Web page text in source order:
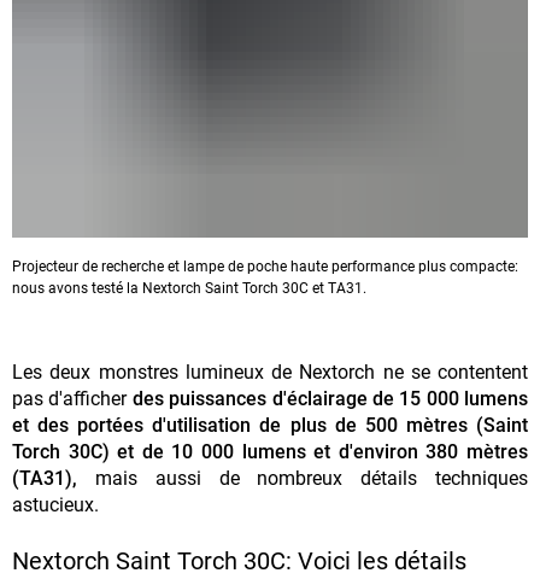
Projecteur de recherche et lampe de poche haute performance plus compacte:
nous avons testé la Nextorch Saint Torch 30C et TA31.
Les deux monstres lumineux de Nextorch ne se contentent
pas d'afficher des puissances d'éclairage de 15 000 lumens
et des portées d'utilisation de plus de 500 mètres (Saint
Torch 30C) et de 10 000 lumens et d'environ 380 mètres
(TA31), mais aussi de nombreux détails techniques
astucieux.
Nextorch Saint Torch 30C: Voici les détails